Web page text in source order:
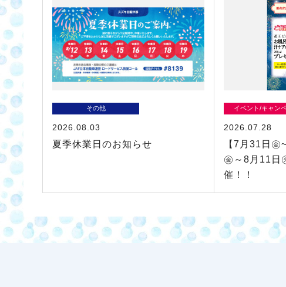
その他
2026.08.03
夏季休業日のお知らせ
イベント/キャン
2026.07.28
【7月31日㊎
㊎～8月11日
催！！